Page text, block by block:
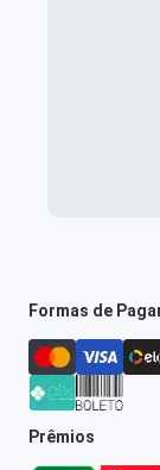
Formas de
Prêmios